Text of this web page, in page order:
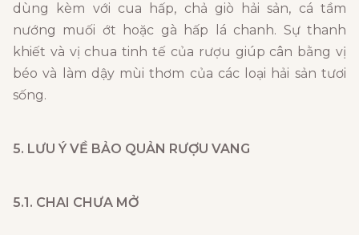
dùng kèm với cua hấp, chả giò hải sản, cá tầm
nướng muối ớt hoặc gà hấp lá chanh. Sự thanh
khiết và vị chua tinh tế của rượu giúp cân bằng vị
béo và làm dậy mùi thơm của các loại hải sản tươi
sống.
5. LƯU Ý VỀ BẢO QUẢN RƯỢU VANG
5.1. CHAI CHƯA MỞ